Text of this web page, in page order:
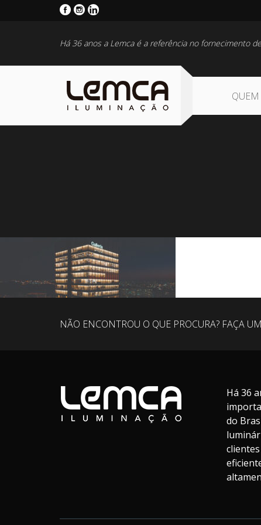
Há 36 anos a Lemca é a referência no fornecimento
NÃO ENCONTROU O QUE PROCURA? FAÇA
Há 36
do